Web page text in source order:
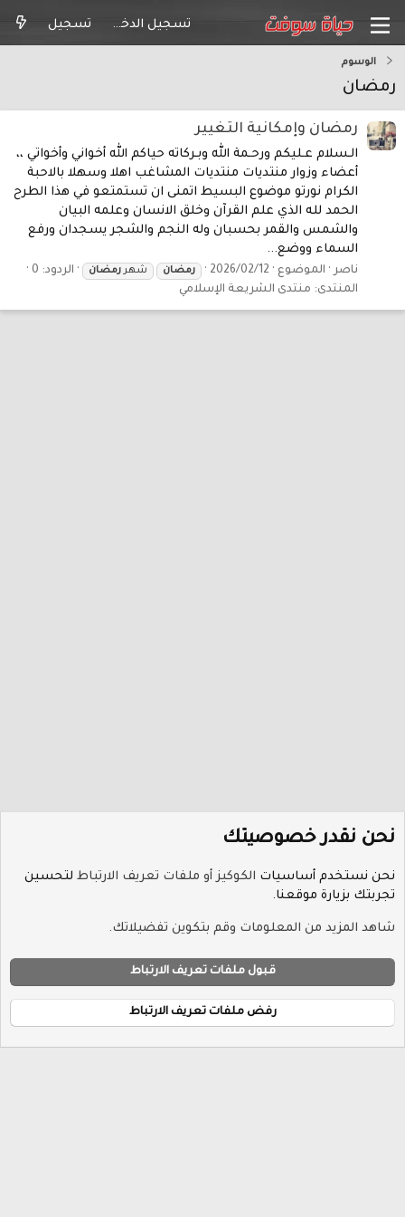
تسجيل الدخول تسجيل
الوسوم
رمضان
رمضان وإمكانية التغيير
الـسلام عـليكم ورحـمة الله وبـركاته حياكم الله أخواني وأخواتي ،،
أعضاء وزوار منتديات منتديات المشاغب اهلا وسهلا بالاحبة
الكرام نورتو موضوع البسيط اتمنى ان تستمتعو في هذا الطرح
الحمد لله الذي علم القرآن وخلق الانسان وعلمه البيان
والشمس والقمر بحسبان وله النجم والشجر يسجدان ورفع
السماء ووضع...
ناصر الموضوع 2026/02/12 رمضان شهر رمضان
الردود: 0
المنتدى: منتدى الشريعة الإسلامي
سياسة الخصوصية
الرئيسية
S
®
نحن نقدر خصوصيتك
نحن نستخدم أساسيات الكوكيز أو ملفات تعريف الارتباط لتحسين
تجربتك بزيارة موقعنا.
شاهد المزيد من المعلومات وقم بتكوين تفضيلاتك.
قبول ملفات تعريف الارتباط
رفض ملفات تعريف الارتباط